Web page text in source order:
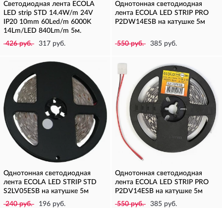
Светодиодная лента ECOLA
LED strip STD 14.4W/m 24V
IP20 10mm 60Led/m 6000K
14Lm/LED 840Lm/m 5м.
426 руб.
317 руб.
Однотонная светодиодная
лента ECOLA LED STRIP PRO
P2DW14ESB на катушке 5м
550 руб. 385 руб.
Однотонная светодиодная
лента ECOLA LED STRIP STD
S2LV05ESB на катушке 5м
240 руб.
196 руб.
Однотонная светодиодная
лента ECOLA LED STRIP PRO
P2DV14ESB на катушке 5м
550 руб.
385 руб.